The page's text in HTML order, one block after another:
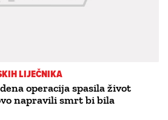
LIJEČNIKA
operacija spasila život
napravili smrt bi bila